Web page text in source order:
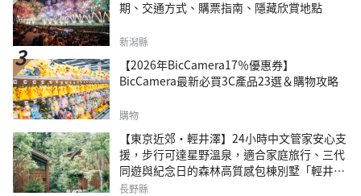
期、交通方式、購票指南、隱藏欣賞地點
新潟縣
【2026年BicCamera17％優惠券】
BicCamera最新必買3C產品23選＆購物攻略
購物
【東京近郊・輕井澤】24小時中文管家安心支
援，步行可達星野溫泉，適合家庭旅行、三代
同遊與紀念日的森林高質感包棟別墅「輕井澤
森四季VILLA」
長野縣